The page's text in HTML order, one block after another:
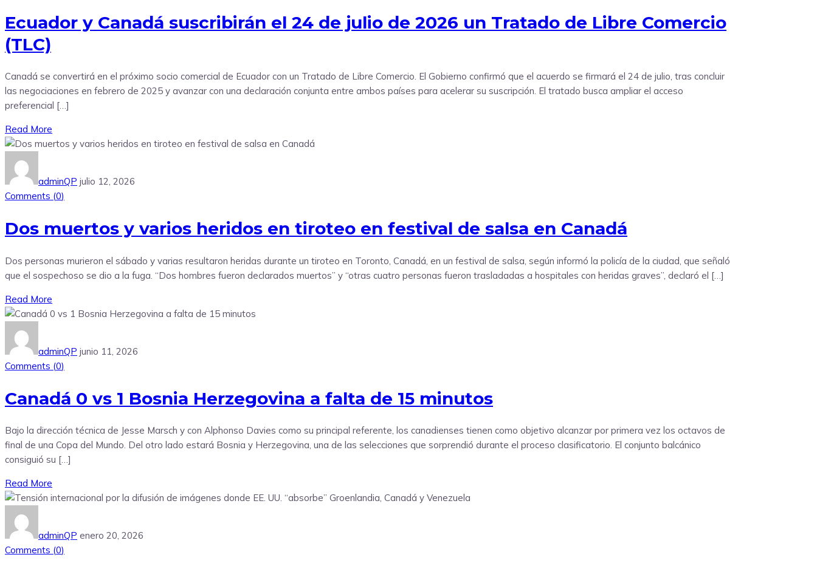
Ecuador y Canadá suscribirán el 24 de julio de 2026 un Tratado de Libre Comercio
(TLC)
Canadá se convertirá en el próximo socio comercial de Ecuador con un Tratado de Libre Comercio. El Gobierno confirmó que el acuerdo se firmará el 24 de julio, tras concluir
las negociaciones en febrero de 2025 y avanzar con una declaración conjunta entre ambos países para acelerar su suscripción. El tratado busca ampliar el acceso
preferencial […]
Read More
adminQP julio 12, 2026
Comments (0)
Dos muertos y varios heridos en tiroteo en festival de salsa en Canadá
Dos personas murieron el sábado y varias resultaron heridas durante un tiroteo en Toronto, Canadá, en un festival de salsa, según informó la policía de la ciudad, que señaló
que el sospechoso se dio a la fuga. “Dos hombres fueron declarados muertos” y “otras cuatro personas fueron trasladadas a hospitales con heridas graves”, declaró el […]
Read More
adminQP junio 11, 2026
Comments (0)
Canadá 0 vs 1 Bosnia Herzegovina a falta de 15 minutos
Bajo la dirección técnica de Jesse Marsch y con Alphonso Davies como su principal referente, los canadienses tienen como objetivo alcanzar por primera vez los octavos de
final de una Copa del Mundo. Del otro lado estará Bosnia y Herzegovina, una de las selecciones que sorprendió durante el proceso clasificatorio. El conjunto balcánico
consiguió su […]
Read More
adminQP enero 20, 2026
Comments (0)